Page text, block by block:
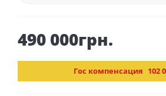
490 000грн.
Гос компенсация 102